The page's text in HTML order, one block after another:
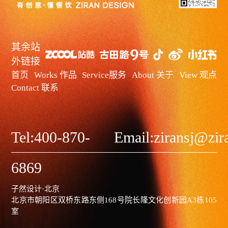
其余站
外链接
首页 Works 作品 Service服务 About 关于
View 观点
Contact 联系
Tel:400-870-
6869
子然设计·北京
北京市朝阳区双桥东路东侧168号院长隆文化创新园A3栋105
室